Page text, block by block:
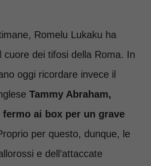
Romelu Lukaku ha
cuore dei tifosi della Roma. In
oggi ricordare invece il
Tammy Abraham,
ai box per un grave
per questo, dunque, le
e dell’attaccate